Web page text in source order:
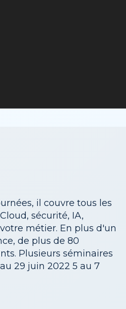
il couvre tous les
sécurité, IA,
métier. En plus d'un
de plus de 80
Plusieurs séminaires
29 juin 2022 5 au 7